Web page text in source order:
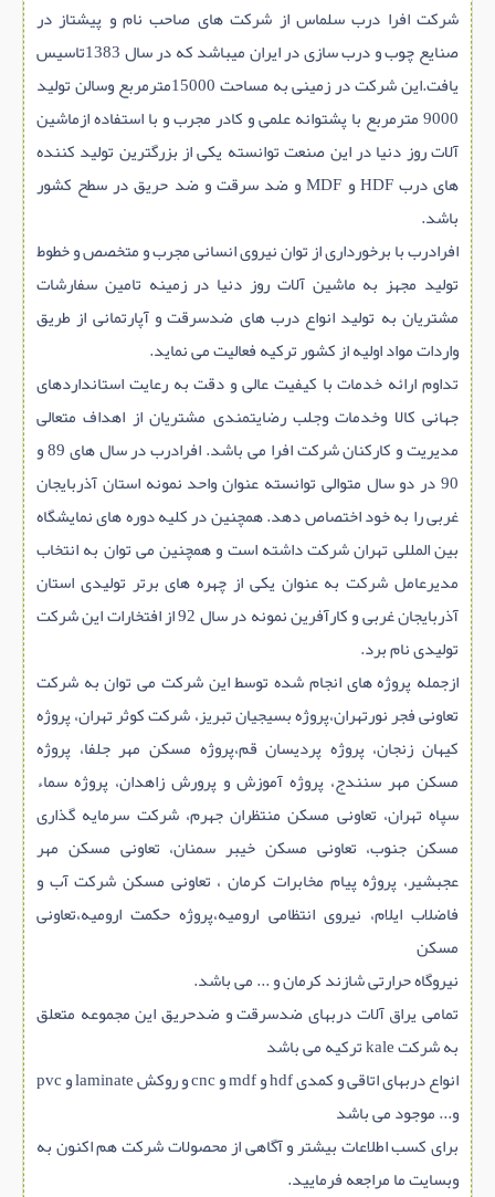
شرکت افرا درب سلماس از شرکت های صاحب نام و پیشتاز در
صنایع چوب و درب سازی در ایران میباشد که در سال 1383تاسیس
یافت.این شرکت در زمینی به مساحت 15000مترمربع وسالن تولید
9000 مترمربع با پشتوانه علمی و کادر مجرب و با استفاده ازماشین
آلات روز دنیا در این صنعت توانسته یکی از بزرگترین تولید کننده
های درب HDF و MDF و ضد سرقت و ضد حریق در سطح کشور
باشد.
افرادرب با برخورداری از توان نیروی انسانی مجرب و متخصص و خطوط
تولید مجهز به ماشین آلات روز دنیا در زمینه تامین سفارشات
مشتریان به تولید انواع درب های ضدسرقت و آپارتمانی از طریق
واردات مواد اولیه از کشور ترکیه فعالیت می نماید.
تداوم ارائه خدمات با کیفیت عالی و دقت به رعایت استانداردهای
جهانی کالا وخدمات وجلب رضایتمندی مشتریان از اهداف متعالی
مدیریت و کارکنان شرکت افرا می باشد. افرادرب در سال های 89 و
90 در دو سال متوالی توانسته عنوان واحد نمونه استان آذربایجان
غربی را به خود اختصاص دهد. همچنین در کلیه دوره های نمایشگاه
بین المللی تهران شرکت داشته است و همچنین می توان به انتخاب
مدیرعامل شرکت به عنوان یکی از چهره های برتر تولیدی استان
آذربایجان غربی و کارآفرین نمونه در سال 92 از افتخارات این شرکت
تولیدی نام برد.
ازجمله پروژه های انجام شده توسط این شرکت می توان به شرکت
تعاونی فجر نورتهران،پروژه بسیجیان تبریز، شرکت کوثر تهران، پروژه
کیهان زنجان، پروژه پردیسان قم،پروژه مسکن مهر جلفا، پروژه
مسکن مهر سنندج، پروژه آموزش و پرورش زاهدان، پروژه سماء
سپاه تهران، تعاونی مسکن منتظران جهرم، شرکت سرمایه گذاری
مسکن جنوب، تعاونی مسکن خیبر سمنان، تعاونی مسکن مهر
عجبشیر، پروژه پیام مخابرات کرمان ، تعاونی مسکن شرکت آب و
فاضلاب ایلام، نیروی انتظامی ارومیه،پروژه حکمت ارومیه،تعاونی
مسکن
نیروگاه حرارتی شازند کرمان و ... می باشد.
تمامی یراق آلات دربهای ضدسرقت و ضدحریق این مجموعه متعلق
به شرکت kale ترکیه می باشد
انواع دربهای اتاقی و کمدی hdf و mdf و cnc و روکش laminate و pvc
و... موجود می باشد
برای کسب اطلاعات بیشتر و آگاهی از محصولات شرکت هم اکنون به
وبسایت ما مراجعه فرمایید.